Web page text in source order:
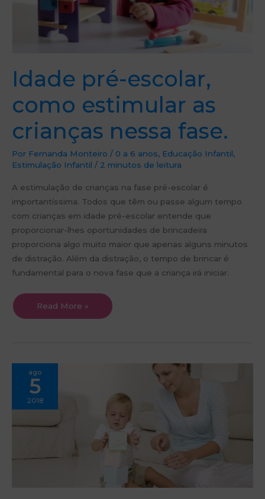
Idade pré-escolar,
como estimular as
crianças nessa fase.
Por Fernanda Monteiro / 0 a 6 anos, Educação Infantil,
Estimulação Infantil / 2 minutos de leitura
A estimulação de crianças na fase pré-escolar é
importantíssima. Todos que têm ou passe algum tempo
com crianças em idade pré-escolar entende que
proporcionar-lhes oportunidades de brincadeira
proporciona algo muito maior que apenas alguns minutos
de distração. Além da distração, o tempo de brincar é
fundamental para o nova fase que a criança irá iniciar.
Read More »
ago
5
2018
Recado
para
os
pais:
Crianças
saudáveis,
adultos
sucedidos